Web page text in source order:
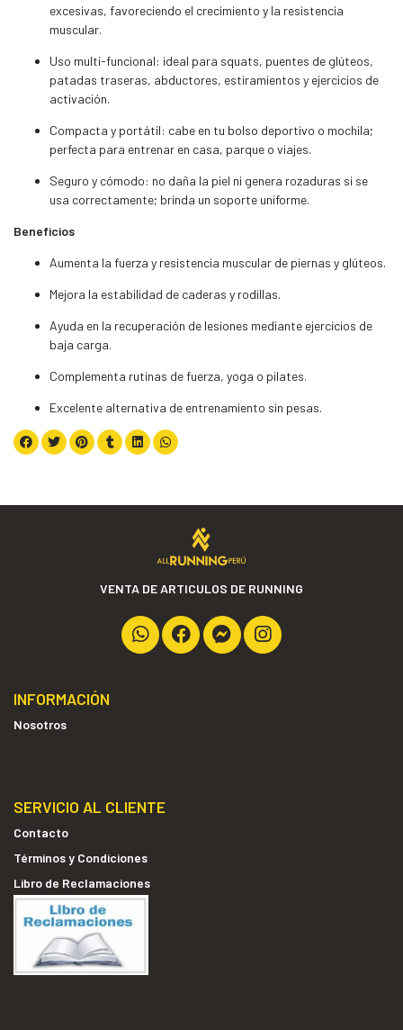
excesivas, favoreciendo el crecimiento y la resistencia
muscular.
Uso multi-funcional: ideal para squats, puentes de glúteos,
patadas traseras, abductores, estiramientos y ejercicios de
activación.
Compacta y portátil: cabe en tu bolso deportivo o mochila;
perfecta para entrenar en casa, parque o viajes.
Seguro y cómodo: no daña la piel ni genera rozaduras si se
usa correctamente; brinda un soporte uniforme.
Beneficios
Aumenta la fuerza y resistencia muscular de piernas y glúteos.
Mejora la estabilidad de caderas y rodillas.
Ayuda en la recuperación de lesiones mediante ejercicios de
baja carga.
Complementa rutinas de fuerza, yoga o pilates.
Excelente alternativa de entrenamiento sin pesas.
VENTA DE ARTICULOS DE RUNNING
INFORMACIÓN
Nosotros
SERVICIO AL CLIENTE
Contacto
Términos y Condiciones
Libro de Reclamaciones